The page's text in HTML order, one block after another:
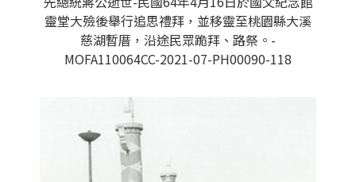
靈堂大殮後舉行追思禮拜，並移靈至桃園縣大溪
慈湖暫厝，沿途民眾跪拜、路祭。-
MOFA110064CC-2021-07-PH00090-118